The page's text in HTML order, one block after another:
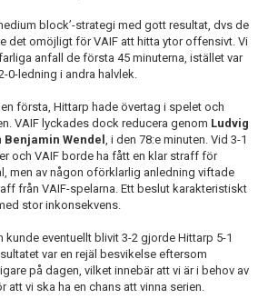
block’-strategi med gott resultat, dvs de
det omöjligt för VAIF att hitta ytor offensivt. Vi
anfall de första 45 minuterna, istället var
0-ledning i andra halvlek.
första, Hittarp hade övertag i spelet och
VAIF lyckades dock reducera genom Ludvig
Benjamin Wendel
, i den 78:e minuten. Vid 3-1
och VAIF borde ha fått en klar straff för
men av någon oförklarlig anledning viftade
från VAIF-spelarna. Ett beslut karakteristiskt
stor inkonsekvens.
eventuellt blivit 3-2 gjorde Hittarp 5-1
var en rejäl besvikelse eftersom
på dagen, vilket innebär att vi är i behov av
vi ska ha en chans att vinna serien.